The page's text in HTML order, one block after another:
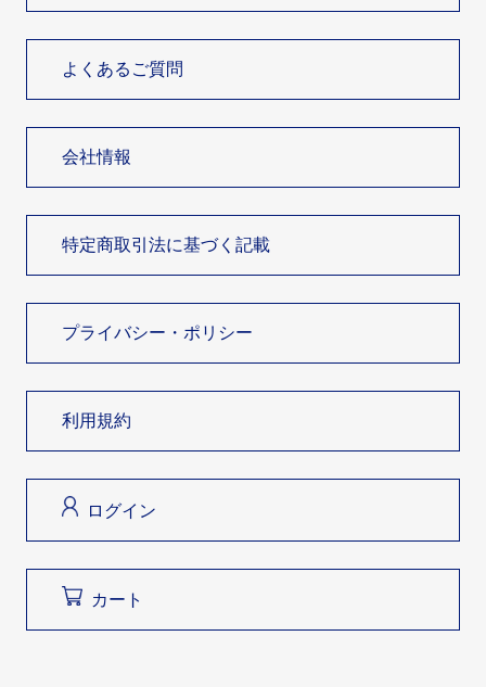
よくあるご質問
会社情報
特定商取引法に基づく記載
プライバシー・ポリシー
利用規約
ログイン
カート